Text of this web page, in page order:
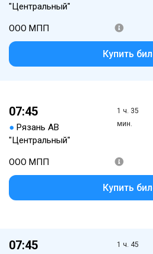
"Центральный"
ООО МПП
Купить
07:45
● Рязань АВ
"Центральный"
1 ч. 35
мин.
ООО МПП
Купить
07:45
1 ч. 45